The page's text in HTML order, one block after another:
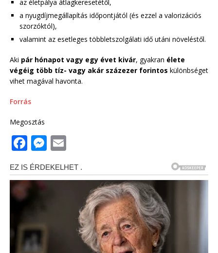
az életpálya átlagkeresetétől,
a nyugdíjmegállapítás időpontjától (és ezzel a valorizációs
szorzóktól),
valamint az esetleges többletszolgálati idő utáni növeléstől.
Aki pár hónapot vagy egy évet kivár, gyakran élete
végéig több tíz- vagy akár százezer forintos különbséget
vihet magával havonta.
Forrás
Megosztás
F
a
c
e
b
o
o
M
ssai